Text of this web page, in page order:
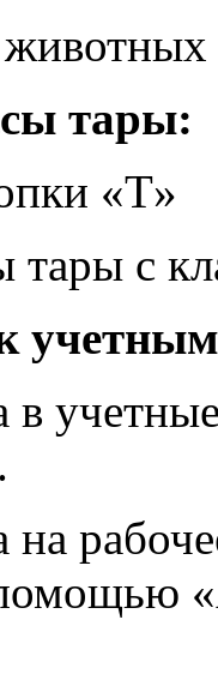
тары:
«T»
тары с
в
на